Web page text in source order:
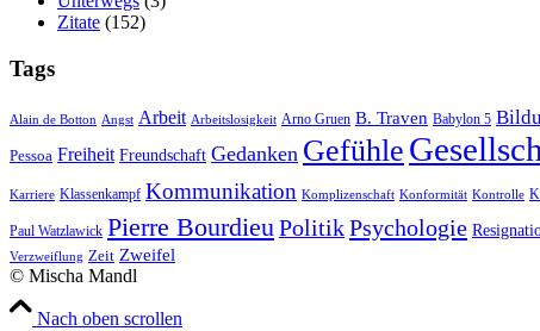
Zitate (152)
Tags
Alain de Botton Angst Arbeit Arbeitslosigkeit Arno Gruen B. Traven Babylon 5
Pessoa Freiheit Freundschaft Gedanken Gefühle
Karriere Klassenkampf Kommunikation Komplizenschaft Konformität Kontrolle
Paul Watzlawick Pierre BourdieuPolitikPsychologie
Verzweiflung Zeit Zweifel
© Mischa Mandl
Nach oben scrollen